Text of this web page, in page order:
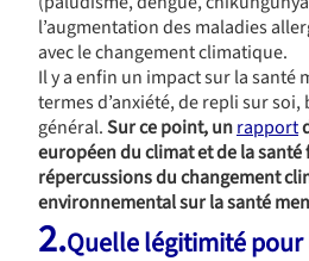
l’augmentation des maladies
avec le changement climatique.
Il y a enfin un impact sur la santé
termes d’anxiété, de repli sur soi,
général.Sur ce point, unrapport
européen du climat et de la santé
répercussions du changement
environnemental sur la santé
2.Quelle légitimité pour